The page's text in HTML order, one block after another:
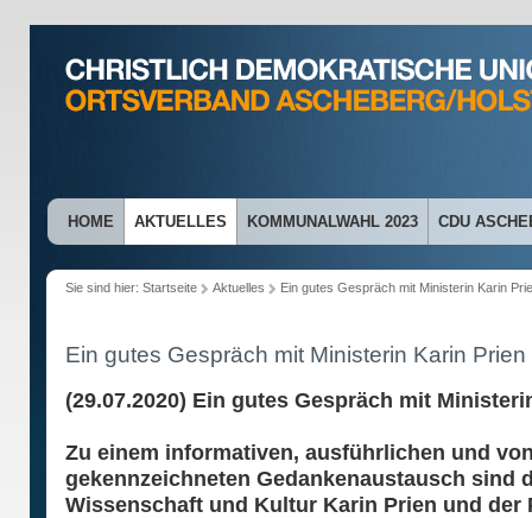
HOME AKTUELLES KOMMUNALWAHL 2023 CDU
Sie sind hier: Startseite Aktuelles Ein gutes Gespräch mit Ministerin Karin
Ein gutes Gespräch mit Ministerin Karin Prien
(29.07.2020) Ein gutes Gespräch mit
Zu einem informativen, ausführlichen und
gekennzeichneten Gedankenaustausch sind
Wissenschaft und Kultur Karin Prien und der